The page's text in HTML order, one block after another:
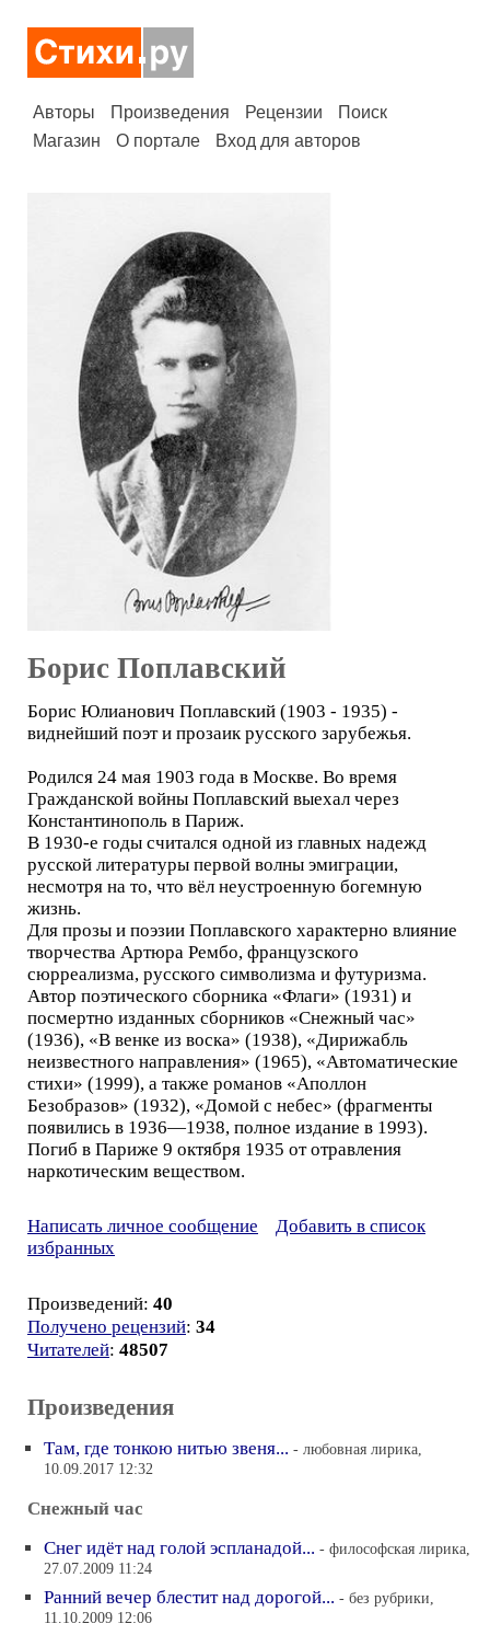
Авторы Произведения Рецензии
Поиск
Магазин
О портале Вход для авторов
Борис Поплавский
Борис Юлианович Поплавский (1903 - 1935) -
виднейший поэт и прозаик русского зарубежья.
Родился 24 мая 1903 года в Москве. Во время
Гражданской войны Поплавский выехал через
Константинополь в Париж.
В 1930-е годы считался одной из главных надежд
русской литературы первой волны эмиграции,
несмотря на то, что вёл неустроенную богемную
жизнь.
Для прозы и поэзии Поплавского характерно влияние
творчества Артюра Рембо, французского
сюрреализма, русского символизма и футуризма.
Автор поэтического сборника «Флаги» (1931) и
посмертно изданных сборников «Снежный час»
(1936), «В венке из воска» (1938), «Дирижабль
неизвестного направления» (1965), «Автоматические
стихи» (1999), а также романов «Аполлон
Безобразов» (1932), «Домой с небес» (фрагменты
появились в 1936—1938, полное издание в 1993).
Погиб в Париже 9 октября 1935 от отравления
наркотическим веществом.
Написать личное сообщение
Добавить в список
избранных
Произведений: 40
Получено рецензий: 34
Читателей: 48507
Произведения
Там, где тонкою нитью звеня... - любовная лирика,
10.09.2017 12:32
Снежный час
Снег идёт над голой эспланадой... - философская лирика,
27.07.2009 11:24
Ранний вечер блестит над дорогой... - без рубрики,
11.10.2009 12:06